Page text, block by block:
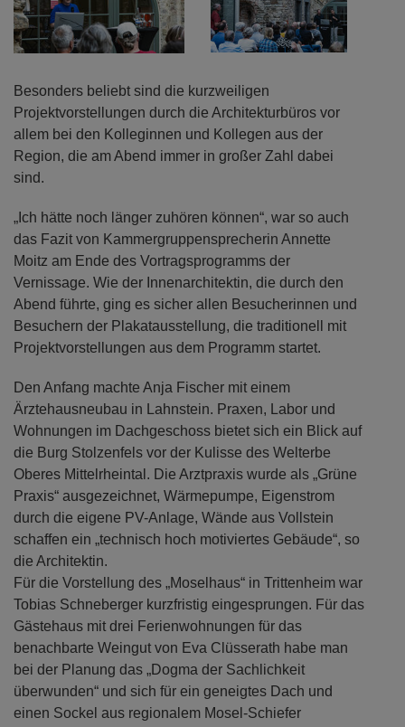
Besonders beliebt sind die kurzweiligen
Projektvorstellungen durch die Architekturbüros vor
allem bei den Kolleginnen und Kollegen aus der
Region, die am Abend immer in großer Zahl dabei
sind.
„Ich hätte noch länger zuhören können“, war so auch
das Fazit von Kammergruppensprecherin Annette
Moitz am Ende des Vortragsprogramms der
Vernissage. Wie der Innenarchitektin, die durch den
Abend führte, ging es sicher allen Besucherinnen und
Besuchern der Plakatausstellung, die traditionell mit
Projektvorstellungen aus dem Programm startet.
Den Anfang machte Anja Fischer mit einem
Ärztehausneubau in Lahnstein. Praxen, Labor und
Wohnungen im Dachgeschoss bietet sich ein Blick auf
die Burg Stolzenfels vor der Kulisse des Welterbe
Oberes Mittelrheintal. Die Arztpraxis wurde als „Grüne
Praxis“ ausgezeichnet, Wärmepumpe, Eigenstrom
durch die eigene PV-Anlage, Wände aus Vollstein
schaffen ein „technisch hoch motiviertes Gebäude“, so
die Architektin.
Für die Vorstellung des „Moselhaus“ in Trittenheim war
Tobias Schneberger kurzfristig eingesprungen. Für das
Gästehaus mit drei Ferienwohnungen für das
benachbarte Weingut von Eva Clüsserath habe man
bei der Planung das „Dogma der Sachlichkeit
überwunden“ und sich für ein geneigtes Dach und
einen Sockel aus regionalem Mosel-Schiefer